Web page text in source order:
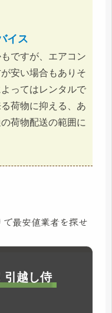
イス
ですが、エアコン
安い場合もありそ
ってはレンタルで
荷物に抑える、あ
荷物配送の範囲に
最安値業者を探せ
引越し侍